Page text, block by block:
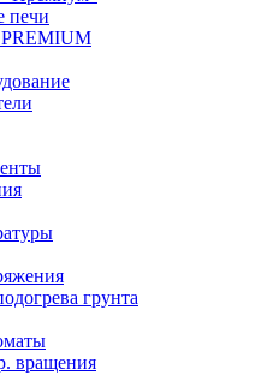
печи
грунта
вращения